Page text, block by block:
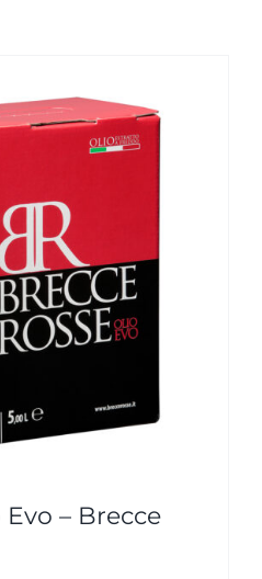
– Brecce